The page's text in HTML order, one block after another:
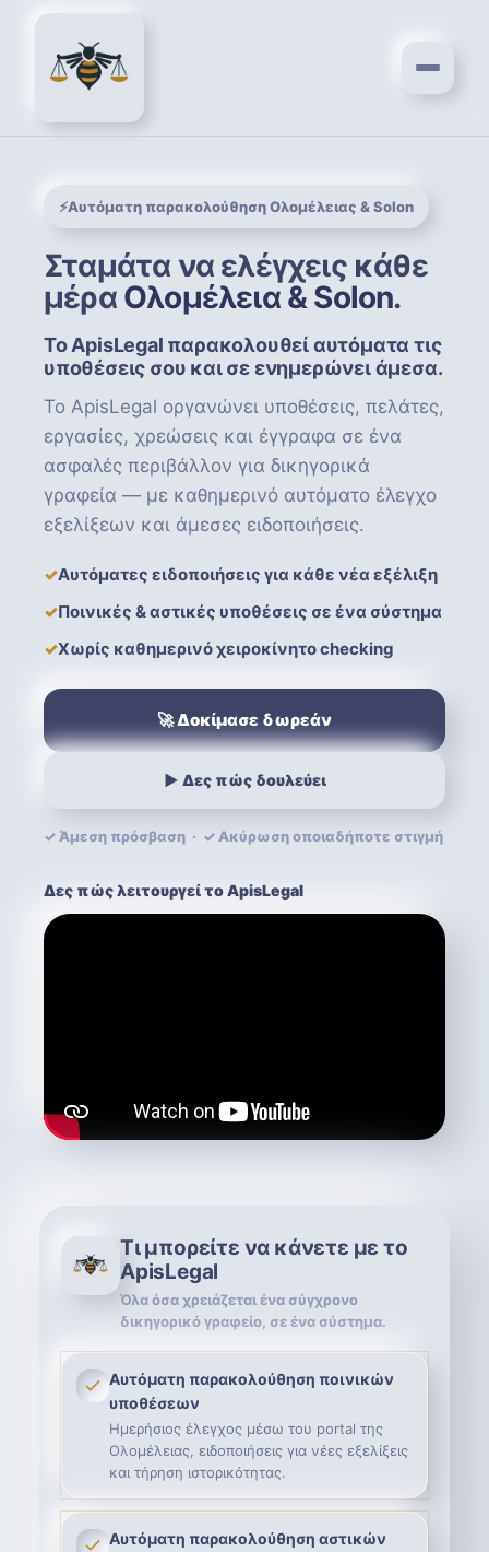
⚡Αυτόματη παρακολούθηση Ολομέλειας & Solon
Σταμάτα να ελέγχεις κάθε
μέρα Ολομέλεια & Solon.
Το ApisLegal παρακολουθεί αυτόματα τις
υποθέσεις σου και σε ενημερώνει άμεσα.
Το ApisLegal οργανώνει υποθέσεις, πελάτες,
εργασίες, χρεώσεις και έγγραφα σε ένα
ασφαλές περιβάλλον για δικηγορικά
γραφεία — με καθημερινό αυτόματο έλεγχο
εξελίξεων και άμεσες ειδοποιήσεις.
✓Αυτόματες ειδοποιήσεις για κάθε νέα εξέλιξη
✓Ποινικές & αστικές υποθέσεις σε ένα σύστημα
✓Χωρίς καθημερινό χειροκίνητο checking
🚀 Δοκίμασε δωρεάν
▶ Δες πώς δουλεύει
✓ Άμεση πρόσβαση · ✓ Ακύρωση οποιαδήποτε στιγμή
Δες πώς λειτουργεί το ApisLegal
Τι μπορείτε να κάνετε με το
ApisLegal
Όλα όσα χρειάζεται ένα σύγχρονο
δικηγορικό γραφείο, σε ένα σύστημα.
Αυτόματη παρακολούθηση ποινικών
υποθέσεων
Ημερήσιος έλεγχος μέσω του portal της
Ολομέλειας, ειδοποιήσεις για νέες εξελίξεις
και τήρηση ιστορικότητας.
Αυτόματη παρακολούθηση αστικών